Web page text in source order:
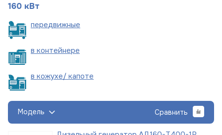
160 кВт
передвижные
в контейнере
в кожухе/ капоте
Модель Сравнить